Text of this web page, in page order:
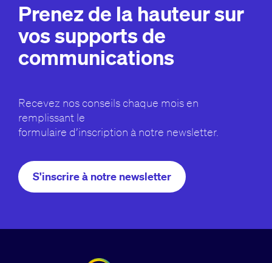
Prenez de la hauteur sur
vos supports de
communications
Recevez nos conseils chaque mois en
remplissant le
formulaire d’inscription à notre newsletter.
S'inscrire à notre newsletter